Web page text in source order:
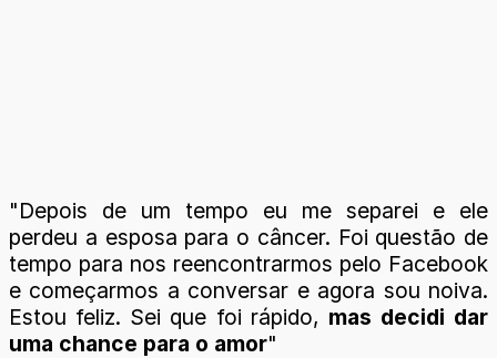
"Depois de um tempo eu me separei e ele
perdeu a esposa para o câncer. Foi questão de
tempo para nos reencontrarmos pelo Facebook
e começarmos a conversar e agora sou noiva.
Estou feliz. Sei que foi rápido, mas decidi dar
uma chance para o amor"